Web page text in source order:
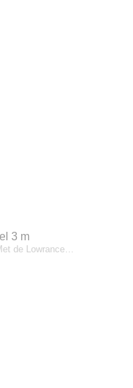
3 m
de Lowrance…